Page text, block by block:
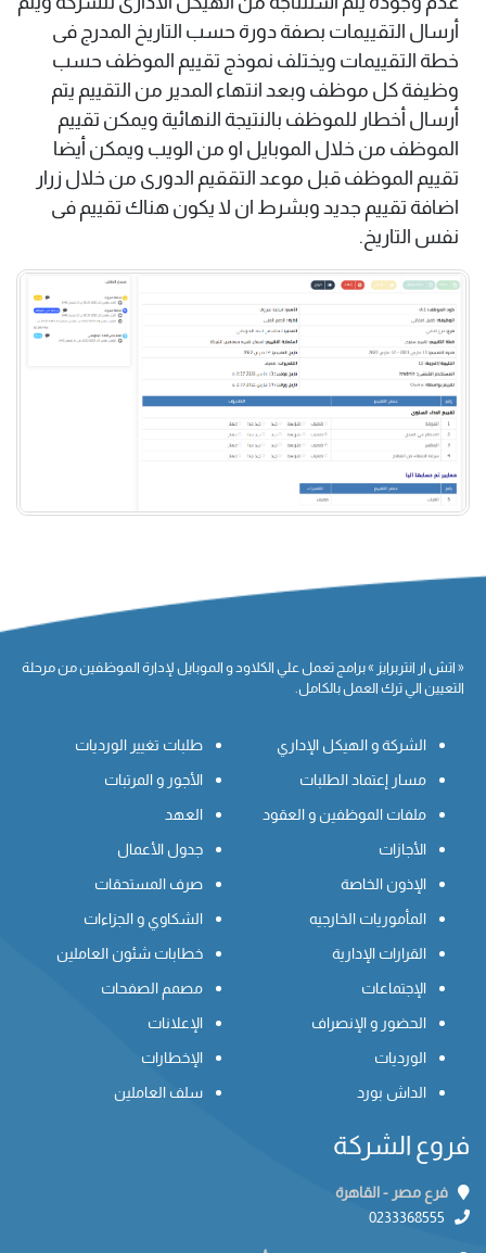
أرسال التقييمات بصفة دورة حسب التاريخ المدرج فى
خطة التقييمات ويختلف نموذج تقييم الموظف حسب
وظيفة كل موظف وبعد انتهاء المدير من التقييم يتم
أرسال أخطار للموظف بالنتيجة النهائية ويمكن تقييم
الموظف من خلال الموبايل او من الويب ويمكن أيضا
تقييم الموظف قبل موعد التققيم الدورى من خلال زرار
اضافة تقييم جديد وبشرط ان لا يكون هناك تقييم فى
نفس التاريخ.
« اتش ار انتربرايز » برامج تعمل علي الكلاود و الموبايل لإدارة الموظفين من مرحلة
التعيين الي ترك العمل بالكامل.
الشركة و الهيكل الإداري
مسار إعتماد الطلبات
ملفات الموظفين و العقود
الأجازات
الإذون الخاصة
المأموريات الخارجيه
القرارات الإدارية
الإجتماعات
الحضور و الإنصراف
الورديات
الداش بورد
طلبات تغيير الورديات
الأجور و المرتبات
العهد
جدول الأعمال
صرف المستحقات
الشكاوي و الجزاءات
خطابات شئون العاملين
مصمم الصفحات
الإعلانات
الإخطارات
سلف العاملين
فروع الشركة
فرع مصر - القاهرة
0233368555